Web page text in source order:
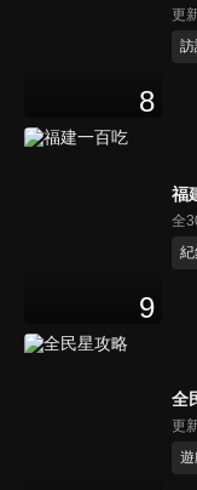
8
更
訪
9
福
全
全
更
遊